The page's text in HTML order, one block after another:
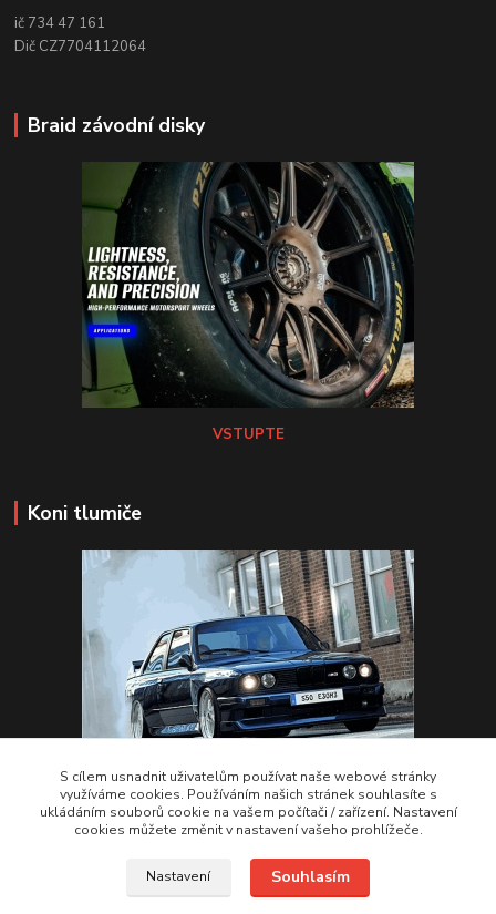
ič 734 47 161
Dič CZ7704112064
Braid závodní disky
VSTUPTE
Koni tlumiče
VSTUPTE Koni tlumiče
S cílem usnadnit uživatelům používat naše webové stránky
využíváme cookies. Používáním našich stránek souhlasíte s
ukládáním souborů cookie na vašem počítači / zařízení. Nastavení
cookies můžete změnit v nastavení vašeho prohlížeče.
Nastavení Souhlasím